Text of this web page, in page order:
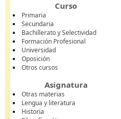
Curso
Primaria
Secundaria
Bachillerato y Selectividad
Formación Profesional
Universidad
Oposición
Otros cursos
Asignatura
Otras materias
Lengua y literatura
Historia